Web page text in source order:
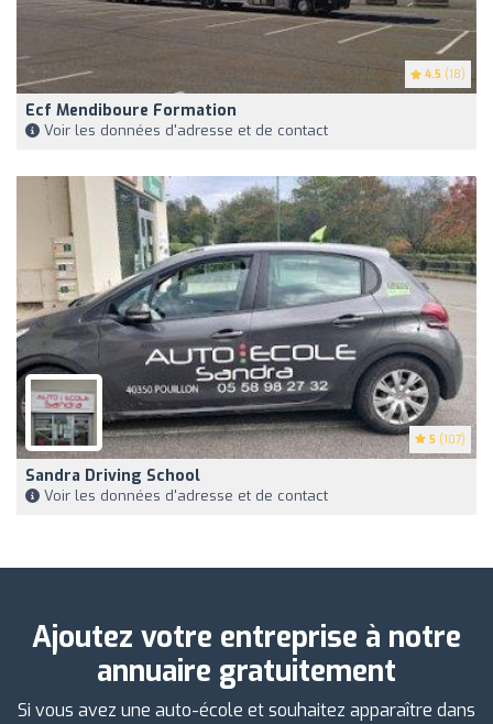
4.5 (18)
Ecf Mendiboure Formation
Voir les données d'adresse et de contact
5 (107)
Sandra Driving School
Voir les données d'adresse et de contact
Ajoutez votre entreprise à notre
annuaire gratuitement
Si vous avez une auto-école et souhaitez apparaître dans